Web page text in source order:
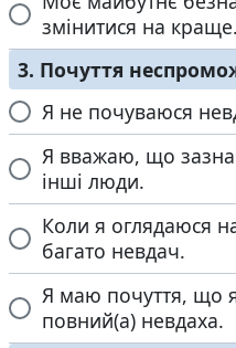
змінитися на краще.
3. Почуття
Я не почуваюся
Я вважаю, що
інші люди.
Коли я оглядаюся
багато невдач.
Я маю почуття, що
повний(а) невдаха.